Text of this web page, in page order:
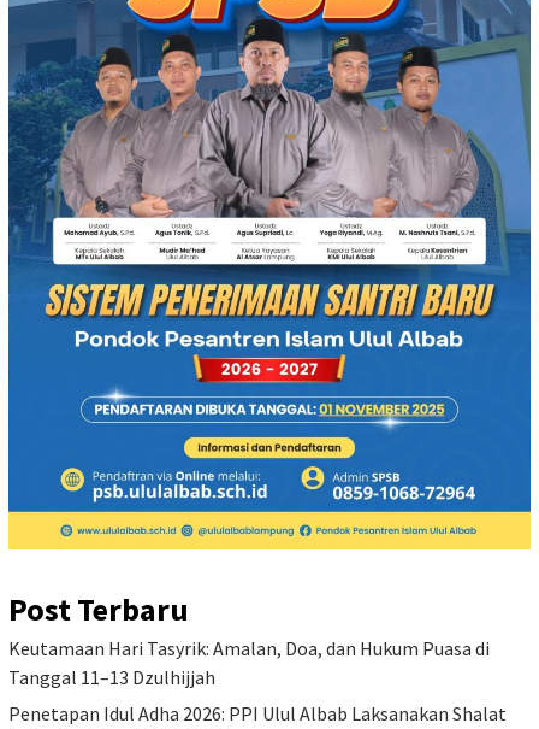
Post Terbaru
Keutamaan Hari Tasyrik: Amalan, Doa, dan Hukum Puasa di
Tanggal 11–13 Dzulhijjah
Penetapan Idul Adha 2026: PPI Ulul Albab Laksanakan Shalat